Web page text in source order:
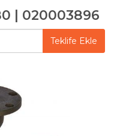
| 020003896
Teklife Ekle